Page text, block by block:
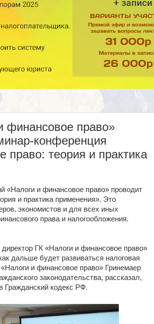
финансовое право»
конференция
право: теория и практика
«Налоги и финансовое право» проводит
и практика применения». Это
экономистов и для всех иных
права и налогообложения.
ГК «Налоги и финансовое право»
дальше будет развиваться налоговая
и финансовое право» Гринемаер
законодательства, рассказал,
Гражданский кодекс РФ.